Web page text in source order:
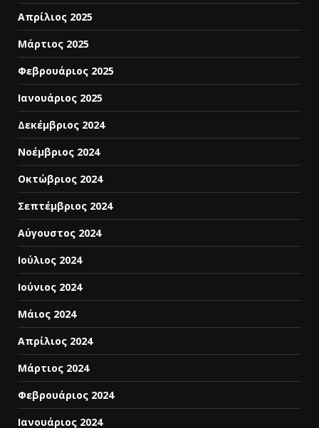
Απρίλιος 2025
Μάρτιος 2025
Φεβρουάριος 2025
Ιανουάριος 2025
Δεκέμβριος 2024
Νοέμβριος 2024
Οκτώβριος 2024
Σεπτέμβριος 2024
Αύγουστος 2024
Ιούλιος 2024
Ιούνιος 2024
Μάιος 2024
Απρίλιος 2024
Μάρτιος 2024
Φεβρουάριος 2024
Ιανουάριος 2024